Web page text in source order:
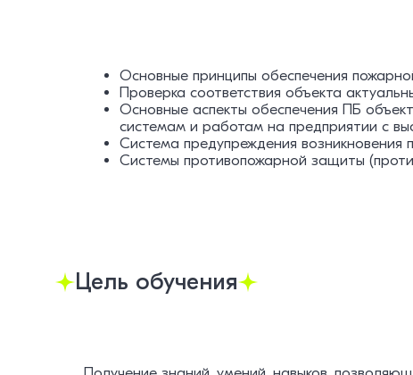
Основные принципы обеспечения
Проверка соответствия объекта
Основные аспекты обеспечения ПБ
системам и работам на предприятии с
Система предупреждения
Системы противопожарной защиты
Цель обучения